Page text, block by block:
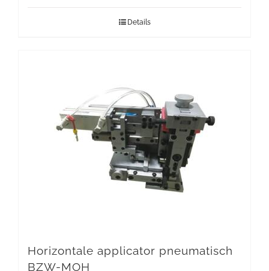
Details
Horizontale applicator pneumatisch
BZW-MOH